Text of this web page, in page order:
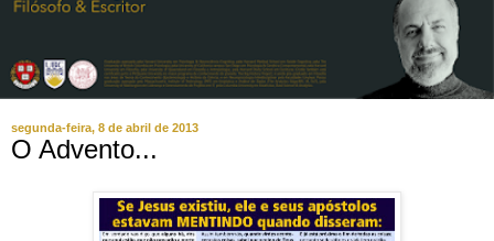
segunda-feira, 8 de abril de 2013
O Advento...